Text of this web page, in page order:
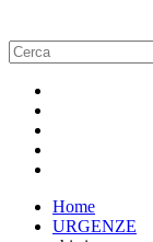
Home
URGENZE